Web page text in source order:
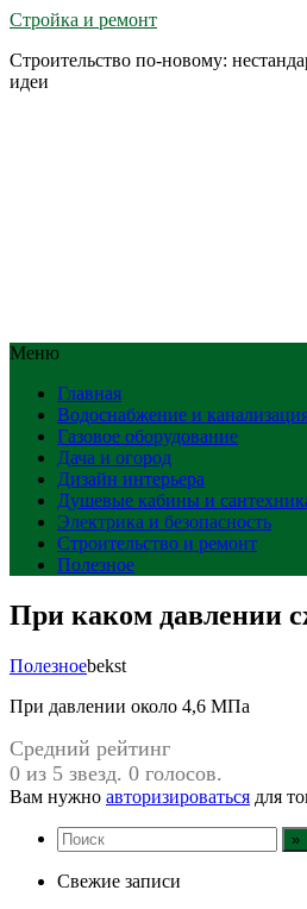
Стройка и ремонт
Строительство по-новому:
идеи
Меню
Главная
Водоснабжение и
Газовое оборудование
Дача и огород
Дизайн интерьера
Душевые кабины и
Электрика и безопасность
Строительство и ремонт
Полезное
При каком давлении
Полезноеbekst
При давлении около 4,6 МПа
Средний рейтинг
0 из 5 звезд. 0 голосов.
Вам нужно авторизироваться для
Свежие записи